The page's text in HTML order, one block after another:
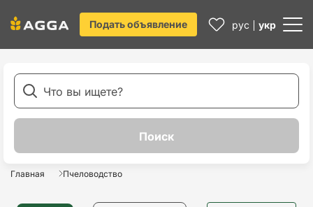
Подать объявление рус укр
Главная Пчеловодство